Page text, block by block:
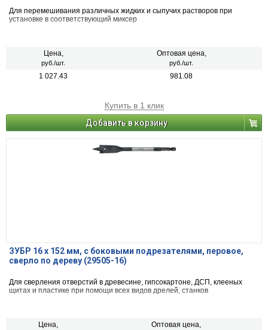
Для перемешивания различных жидких и сыпучих растворов при
установке в соответствующий миксер
Цена,
руб./шт.
Оптовая цена,
руб./шт.
1 027.43 981.08
Купить в 1 клик
Добавить в корзину
ЗУБР 16 x 152 мм, с боковыми подрезателями, перовое,
cверло по дереву (29505-16)
Для сверления отверстий в древесине, гипсокартоне, ДСП, клееных
щитах и пластике при помощи всех видов дрелей, станков
Цена, Оптовая цена,